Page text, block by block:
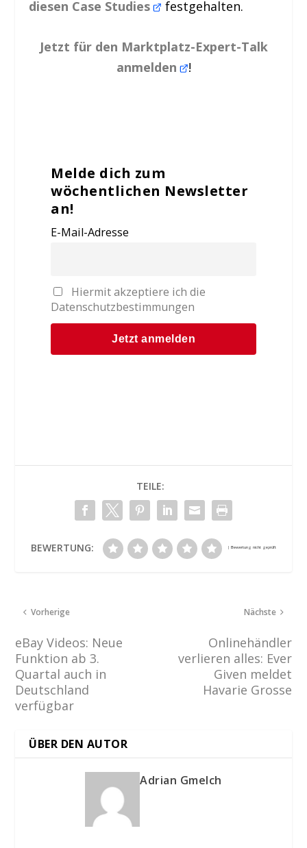
diesen Case Studies festgehalten.
Jetzt für den Marktplatz-Expert-Talk
anmelden
!
Melde dich zum
wöchentlichen Newsletter
an!
E-Mail-Adresse
Hiermit akzeptiere ich die
Datenschutzbestimmungen
TEILE:
BEWERTUNG:
Vorherige
eBay Videos: Neue
Funktion ab 3.
Quartal auch in
Deutschland
verfügbar
Nächste
Onlinehändler
verlieren alles: Ever
Given meldet
Havarie Grosse
ÜBER DEN AUTOR
Adrian Gmelch